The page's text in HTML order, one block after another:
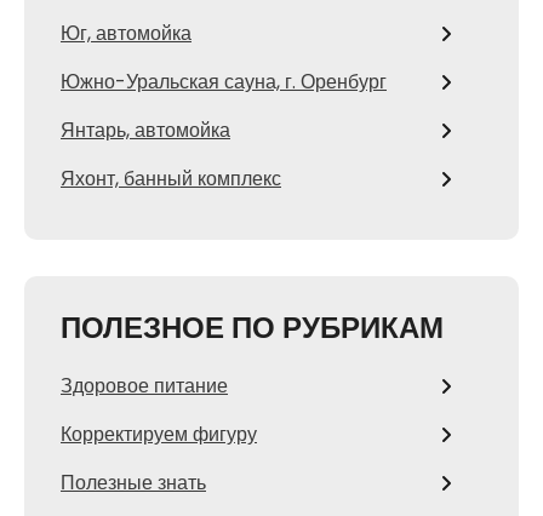
Юг, автомойка
Южно-Уральская сауна, г. Оренбург
Янтарь, автомойка
Яхонт, банный комплекс
ПОЛЕЗНОЕ ПО РУБРИКАМ
Здоровое питание
Корректируем фигуру
Полезные знать